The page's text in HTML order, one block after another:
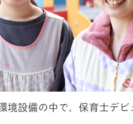
境設備の中で、保育士デビ